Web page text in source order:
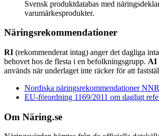
Svensk produktdatabas med
varumärkesprodukter.
Näringsrekommendationer
RI (rekommenderat intag) anger det dagliga
behovet hos de flesta i en befolkningsgrupp. AI
används när underlaget inte räcker för att
Nordiska näringsrekommendationer
EU-förordning 1169/2011 om dagligt
Om Näring.se